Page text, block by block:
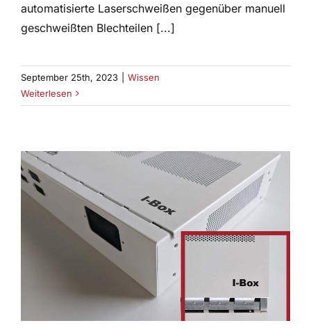
automatisierte Laserschweißen gegenüber manuell
geschweißten Blechteilen [...]
September 25th, 2023
Wissen
Weiterlesen